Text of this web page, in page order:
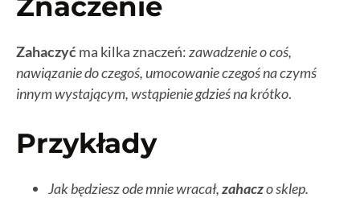
Zahaczyćma kilka znaczeń:zawadzenie o coś,
nawiązanie do czegoś, umocowanie czegoś na czymś
innym wystającym, wstąpienie gdzieś na krótko.
Przykłady
Jak będziesz ode mnie wracał,zahaczo sklep.